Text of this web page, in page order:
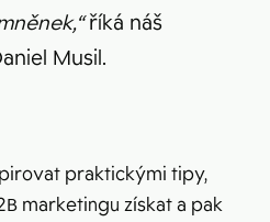
říká náš
Musil.
praktickými tipy,
marketingu získat a pak